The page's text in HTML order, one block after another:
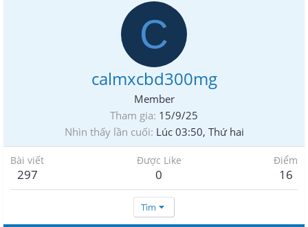
C
calmxcbd300mg
Member
Tham gia 15/9/25
Nhìn thấy lần cuối Lúc 03:50, Thứ hai
Bài viết
297
Được Like
0
Điểm
16
Tìm